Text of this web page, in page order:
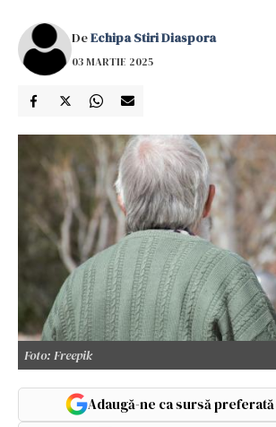
DeEchipa Stiri Diaspora
03 MARTIE 2025
Foto: Freepik
Adaugă-ne ca sursă